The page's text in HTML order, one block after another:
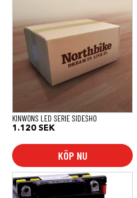
KINWONS LED SERIE SIDESHO
1.120 SEK
KÖP NU